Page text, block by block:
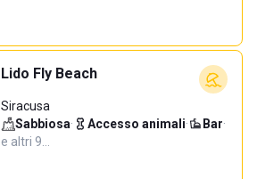
Lido Fly Beach
Siracusa
Sabbiosa· Accesso animali· Bar·
e altri 9…